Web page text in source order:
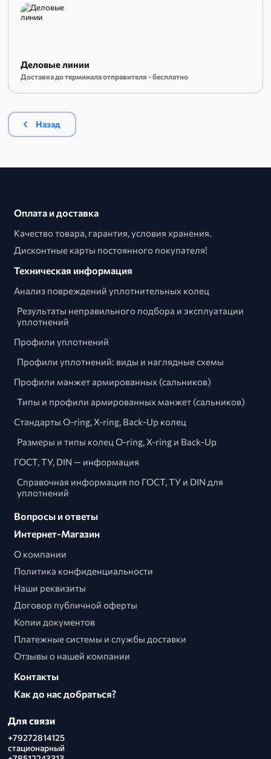
Деловые линии
Доставка до терминала отправителя - бесплатно
Назад
Оплата и доставка
Качество товара, гарантия, условия хранения.
Дисконтные карты постоянного покупателя!
Техническая информация
Анализ повреждений уплотнительных колец
Результаты неправильного подбора и эксплуатации
уплотнений
Профили уплотнений
Профили уплотнений: виды и наглядные схемы
Профили манжет армированных (сальников)
Типы и профили армированных манжет (сальников)
Стандарты O-ring, X-ring, Back-Up колец
Размеры и типы колец O-ring, X-ring и Back-Up
ГОСТ, ТУ, DIN — информация
Справочная информация по ГОСТ, ТУ и DIN для
уплотнений
Вопросы и ответы
Интернет-Магазин
О компании
Политика конфиденциальности
Наши реквизиты
Договор публичной оферты
Копии документов
Платежные системы и службы доставки
Отзывы о нашей компании
Контакты
Как до нас добраться?
Для связи
+79272814125
стационарный